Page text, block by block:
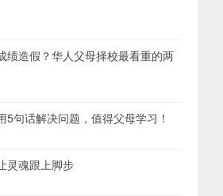
绩造假？华人父母择校最看重的两
5句话解决问题，值得父母学习！
灵魂跟上脚步